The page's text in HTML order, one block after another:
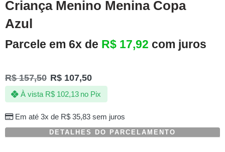
Criança Menino Menina Copa
Azul
Parcele em 6x de R$ 17,92 com juros
R$157,50 R$ 107,50
Em até 3x de R$35,83sem juros
À vista R$102,13 no Pix
DETALHES DO PARCELAMENTO